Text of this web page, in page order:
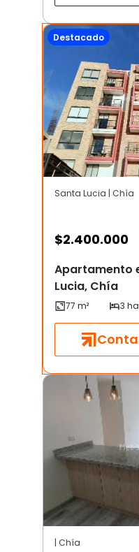
Destacado
Santa Lucia | Chía
$2.400.000
Apartamento
Lucia, Chía
| Chía